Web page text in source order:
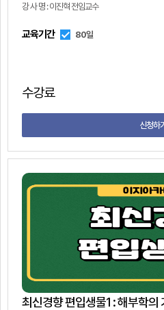
강 사 명 : 이진혁 전임교수
교육기간 80일
수강료
신청하기
최신경향 편입생물1 : 해부학의